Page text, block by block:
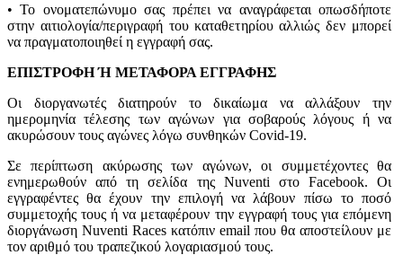
• Το ονοματεπώνυμο σας πρέπει να αναγράφεται οπωσδήποτε
στην αιτιολογία/περιγραφή του καταθετηρίου αλλιώς δεν μπορεί
να πραγματοποιηθεί η εγγραφή σας.
ΕΠΙΣΤΡΟΦΗ Ή ΜΕΤΑΦΟΡΑ ΕΓΓΡΑΦΗΣ
Οι διοργανωτές διατηρούν το δικαίωμα να αλλάξουν την
ημερομηνία τέλεσης των αγώνων για σοβαρούς λόγους ή να
ακυρώσουν τους αγώνες λόγω συνθηκών Covid-19.
Σε περίπτωση ακύρωσης των αγώνων, οι συμμετέχοντες θα
ενημερωθούν από τη σελίδα της Nuventi στο Facebook. Οι
εγγραφέντες θα έχουν την επιλογή να λάβουν πίσω το ποσό
συμμετοχής τους ή να μεταφέρουν την εγγραφή τους για επόμενη
διοργάνωση Nuventi Races κατόπιν email που θα αποστείλουν με
τον αριθμό του τραπεζικού λογαριασμού τους.